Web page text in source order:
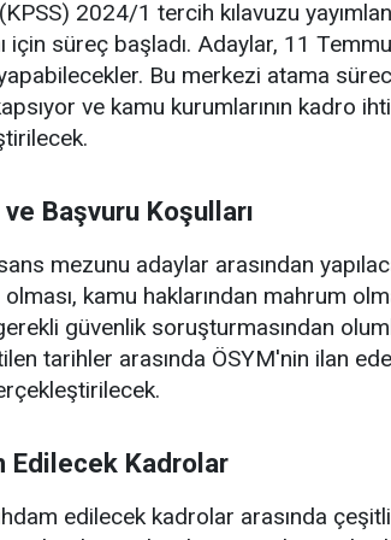
2024/1 tercih kılavuzu
için süreç başladı. Adaylar, 11
Bu merkezi atama
ve kamu kurumlarının kadro
Başvuru Koşulları
mezunu adaylar arasından
kamu haklarından mahrum
güvenlik soruşturmasından
tarihler arasında ÖSYM'nin ilan
Edilecek Kadrolar
edilecek kadrolar arasında